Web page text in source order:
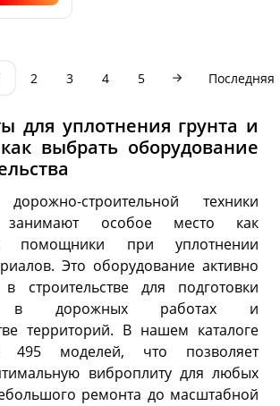
2 3 4 5 Последняя
для уплотнения грунта и
выбрать оборудование
строительной техники
занимают особое место как
помощники при уплотнении
Это оборудование активно
в строительстве для подготовки
в дорожных работах и
территорий. В нашем каталоге
495 моделей, что позволяет
виброплиту для любых
ремонта до масштабной